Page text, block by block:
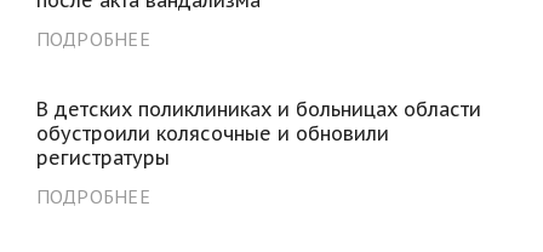
ПОДРОБНЕЕ
В детских поликлиниках и больницах области
обустроили колясочные и обновили
регистратуры
ПОДРОБНЕЕ